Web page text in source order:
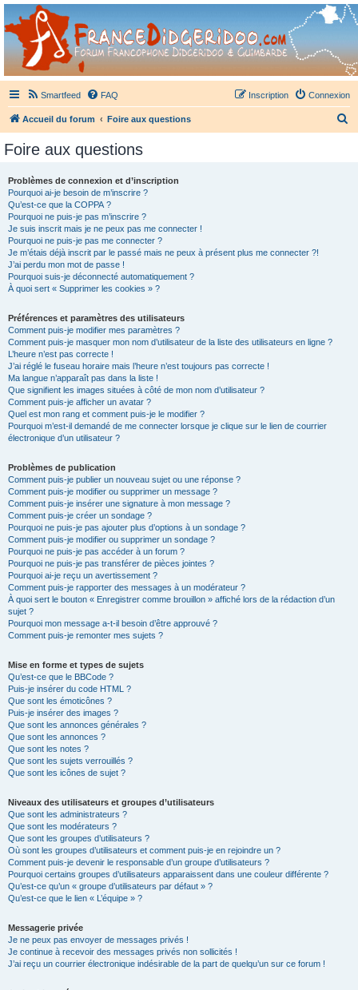
France Didgeridoo
Didgeridoo et Guimbarde sur France Didgeridoo - retrouvez la communauté.
Smartfeed FAQ Connexion
Inscription
Accueil du forum Foire aux questions
Foire aux questions
Problèmes de connexion et d’inscription
Pourquoi ai-je besoin de m’inscrire ?
Qu’est-ce que la COPPA ?
Pourquoi ne puis-je pas m’inscrire ?
Je suis inscrit mais je ne peux pas me connecter !
Pourquoi ne puis-je pas me connecter ?
Je m’étais déjà inscrit par le passé mais ne peux à présent plus me connecter ?!
J’ai perdu mon mot de passe !
Pourquoi suis-je déconnecté automatiquement ?
À quoi sert « Supprimer les cookies » ?
Préférences et paramètres des utilisateurs
Comment puis-je modifier mes paramètres ?
Comment puis-je masquer mon nom d’utilisateur de la liste des utilisateurs en ligne ?
L’heure n’est pas correcte !
J’ai réglé le fuseau horaire mais l’heure n’est toujours pas correcte !
Ma langue n’apparaît pas dans la liste !
Que signifient les images situées à côté de mon nom d’utilisateur ?
Comment puis-je afficher un avatar ?
Quel est mon rang et comment puis-je le modifier ?
Pourquoi m’est-il demandé de me connecter lorsque je clique sur le lien de courrier
électronique d’un utilisateur ?
Problèmes de publication
Comment puis-je publier un nouveau sujet ou une réponse ?
Comment puis-je modifier ou supprimer un message ?
Comment puis-je insérer une signature à mon message ?
Comment puis-je créer un sondage ?
Pourquoi ne puis-je pas ajouter plus d’options à un sondage ?
Comment puis-je modifier ou supprimer un sondage ?
Pourquoi ne puis-je pas accéder à un forum ?
Pourquoi ne puis-je pas transférer de pièces jointes ?
Pourquoi ai-je reçu un avertissement ?
Comment puis-je rapporter des messages à un modérateur ?
À quoi sert le bouton « Enregistrer comme brouillon » affiché lors de la rédaction d’un
sujet ?
Pourquoi mon message a-t-il besoin d’être approuvé ?
Comment puis-je remonter mes sujets ?
Mise en forme et types de sujets
Qu’est-ce que le BBCode ?
Puis-je insérer du code HTML ?
Que sont les émoticônes ?
Puis-je insérer des images ?
Que sont les annonces générales ?
Que sont les annonces ?
Que sont les notes ?
Que sont les sujets verrouillés ?
Que sont les icônes de sujet ?
Niveaux des utilisateurs et groupes d’utilisateurs
Que sont les administrateurs ?
Que sont les modérateurs ?
Que sont les groupes d’utilisateurs ?
Où sont les groupes d’utilisateurs et comment puis-je en rejoindre un ?
Comment puis-je devenir le responsable d’un groupe d’utilisateurs ?
Pourquoi certains groupes d’utilisateurs apparaissent dans une couleur différente ?
Qu’est-ce qu’un « groupe d’utilisateurs par défaut » ?
Qu’est-ce que le lien « L’équipe » ?
Messagerie privée
Je ne peux pas envoyer de messages privés !
Je continue à recevoir des messages privés non sollicités !
J’ai reçu un courrier électronique indésirable de la part de quelqu’un sur ce forum !